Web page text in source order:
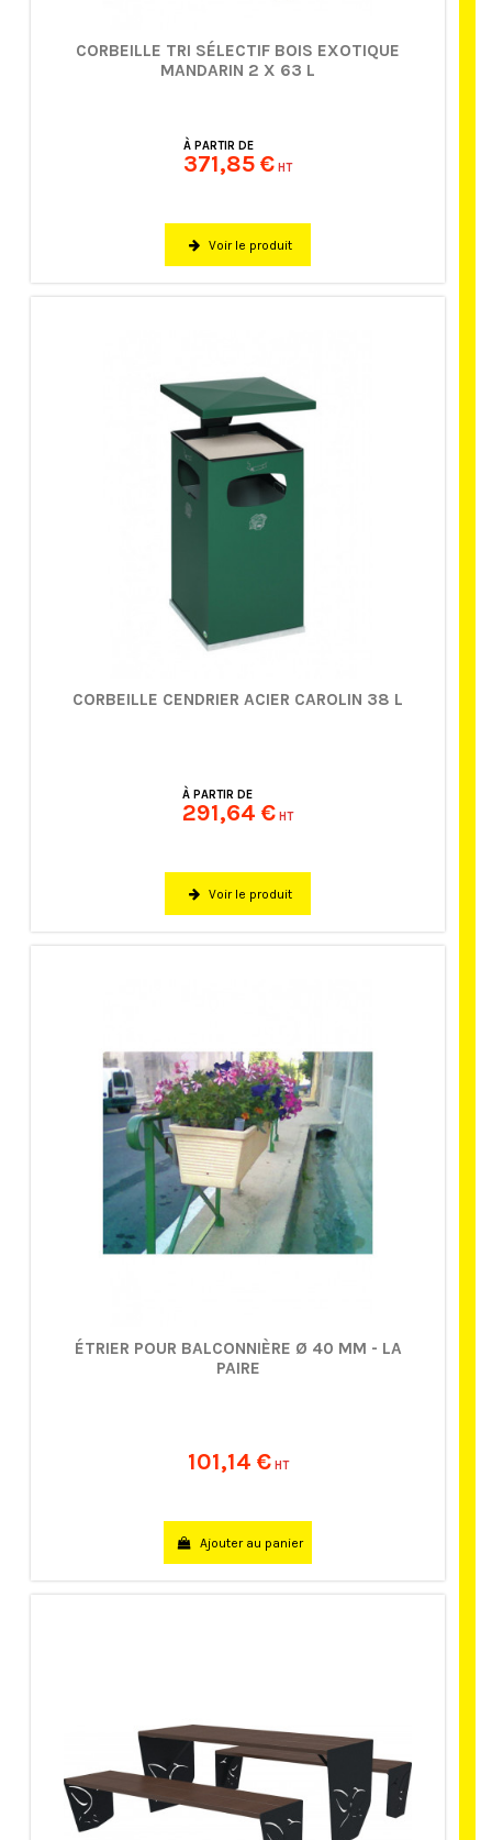
CORBEILLE TRI SÉLECTIF BOIS EXOTIQUE
MANDARIN 2 X 63 L
À PARTIR DE
371,85 € HT
Voir le produit
CORBEILLE CENDRIER ACIER CAROLIN 38 L
À PARTIR DE
291,64 € HT
Voir le produit
ÉTRIER POUR BALCONNIÈRE Ø 40 MM - LA
PAIRE
101,14 € HT
Ajouter au panier